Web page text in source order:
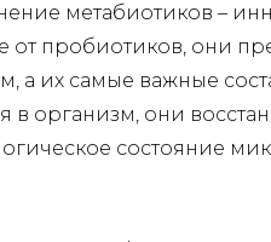
метабиотиков –
от пробиотиков, они
а их самые важные
в организм, они
состояние